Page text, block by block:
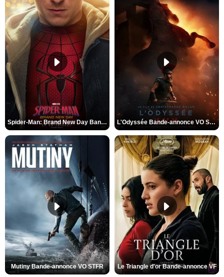
Spider-Man: Brand New Day Bande-annonce VO STFR L'Odyssée Bande-annonce VO STFR
Mutiny Bande-annonce VO STFR Le Triangle d'or Bande-annonce VF